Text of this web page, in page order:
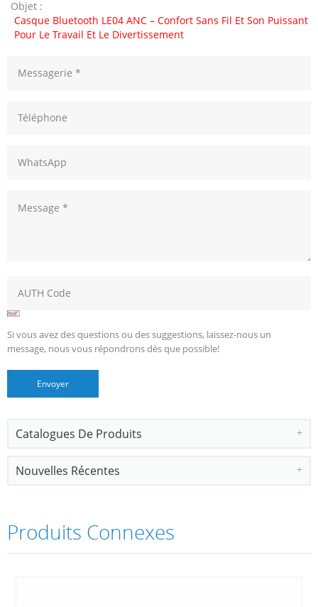
Objet :
Casque Bluetooth LE04 ANC – Confort Sans Fil Et Son Puissant
Pour Le Travail Et Le Divertissement
Si vous avez des questions ou des suggestions, laissez-nous un
message, nous vous répondrons dès que possible!
Catalogues De Produits
Nouvelles Récentes
Produits Connexes